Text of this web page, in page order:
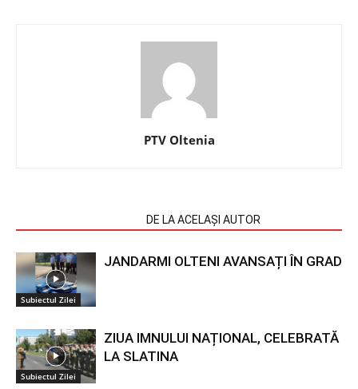
PTV Oltenia
DE LA ACELAȘI AUTOR
Subiectul Zilei
JANDARMI OLTENI AVANSAȚI ÎN GRAD
Subiectul Zilei
ZIUA IMNULUI NAȚIONAL, CELEBRATĂ
LA SLATINA